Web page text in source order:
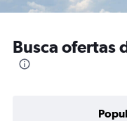
Busca ofertas